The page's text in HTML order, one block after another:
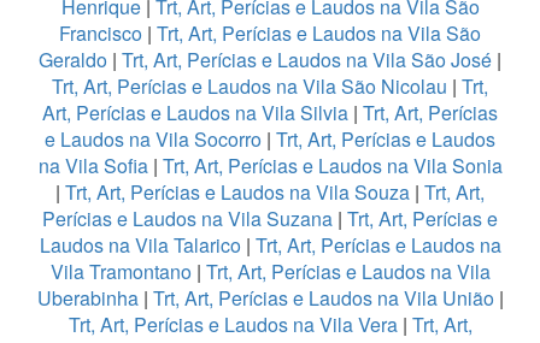
Henrique| Trt, Art, Perícias e Laudos na Vila São
Francisco | Trt, Art, Perícias e Laudos na Vila São
Geraldo | Trt, Art, Perícias e Laudos na Vila São José |
Trt, Art, Perícias e Laudos na Vila São Nicolau | Trt,
Art, Perícias e Laudos na Vila Silvia | Trt, Art, Perícias
e Laudos na Vila Socorro | Trt, Art, Perícias e Laudos
na Vila Sofia| Trt, Art, Perícias e Laudos na Vila Sonia
| Trt, Art, Perícias e Laudos na Vila Souza | Trt, Art,
Perícias e Laudos na Vila Suzana | Trt, Art, Perícias e
Laudos na Vila Talarico| Trt, Art, Perícias e Laudos na
Vila Tramontano| Trt, Art, Perícias e Laudos na Vila
Uberabinha| Trt, Art, Perícias e Laudos na Vila União|
Trt, Art, Perícias e Laudos na Vila Vera| Trt, Art,